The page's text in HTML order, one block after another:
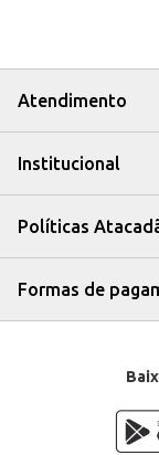
Atendimento
Institucional
Políticas
Formas de